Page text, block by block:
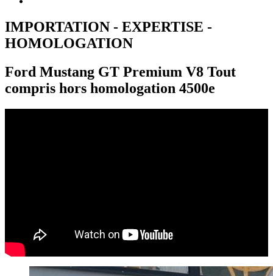
IMPORTATION - EXPERTISE -
HOMOLOGATION
Ford Mustang GT Premium V8 Tout
compris hors homologation 4500e